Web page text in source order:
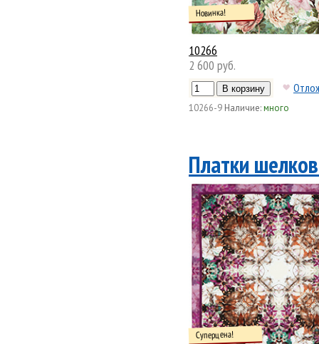
10266
Новинка!
2 600 руб.
10266-9 Наличие:много
Платки
Суперцена!